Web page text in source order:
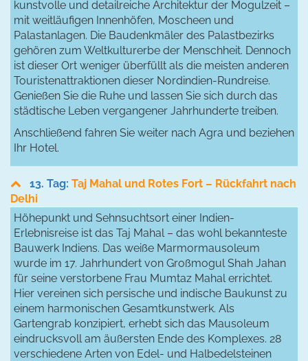
kunstvolle und detailreiche Architektur der Mogulzeit –
mit weitläufigen Innenhöfen, Moscheen und
Palastanlagen. Die Baudenkmäler des Palastbezirks
gehören zum Weltkulturerbe der Menschheit. Dennoch
ist dieser Ort weniger überfüllt als die meisten anderen
Touristenattraktionen dieser Nordindien-Rundreise.
Genießen Sie die Ruhe und lassen Sie sich durch das
städtische Leben vergangener Jahrhunderte treiben.
Anschließend fahren Sie weiter nach Agra und beziehen
Ihr Hotel.
13. Tag: Taj Mahal und Rotes Fort – Rückfahrt nach
Delhi
Höhepunkt und Sehnsuchtsort einer Indien-
Erlebnisreise ist das Taj Mahal – das wohl bekannteste
Bauwerk Indiens. Das weiße Marmormausoleum
wurde im 17. Jahrhundert von Großmogul Shah Jahan
für seine verstorbene Frau Mumtaz Mahal errichtet.
Hier vereinen sich persische und indische Baukunst zu
einem harmonischen Gesamtkunstwerk. Als
Gartengrab konzipiert, erhebt sich das Mausoleum
eindrucksvoll am äußersten Ende des Komplexes. 28
verschiedene Arten von Edel- und Halbedelsteinen